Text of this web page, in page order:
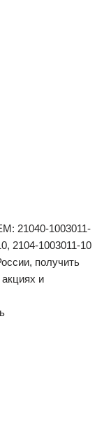
21040-1003011-
2104-1003011-10
получить
и